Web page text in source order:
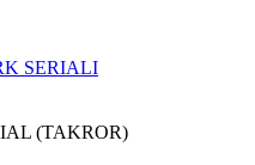
SERIALI
(TAKROR)